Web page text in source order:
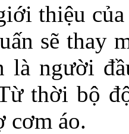
thiệu
sẽ thay
là người
thời bộ
cơm áo.